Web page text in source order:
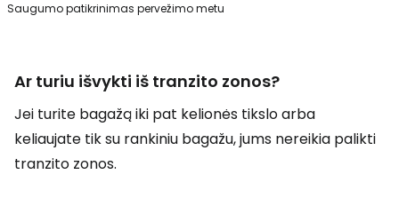
Saugumo patikrinimas pervežimo metu
Ar turiu išvykti iš tranzito zonos?
Jei turite bagažą iki pat kelionės tikslo arba
keliaujate tik su rankiniu bagažu, jums nereikia palikti
tranzito zonos.